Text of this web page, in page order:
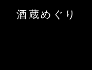
酒蔵めぐり